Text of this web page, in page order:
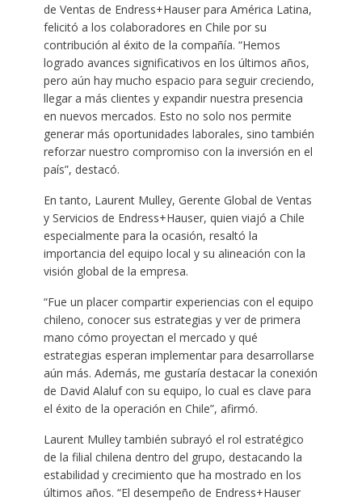
de Ventas de Endress+Hauser para América Latina,
felicitó a los colaboradores en Chile por su
contribución al éxito de la compañía. “Hemos
logrado avances significativos en los últimos años,
pero aún hay mucho espacio para seguir creciendo,
llegar a más clientes y expandir nuestra presencia
en nuevos mercados. Esto no solo nos permite
generar más oportunidades laborales, sino también
reforzar nuestro compromiso con la inversión en el
país”, destacó.
En tanto, Laurent Mulley, Gerente Global de Ventas
y Servicios de Endress+Hauser, quien viajó a Chile
especialmente para la ocasión, resaltó la
importancia del equipo local y su alineación con la
visión global de la empresa.
“Fue un placer compartir experiencias con el equipo
chileno, conocer sus estrategias y ver de primera
mano cómo proyectan el mercado y qué
estrategias esperan implementar para desarrollarse
aún más. Además, me gustaría destacar la conexión
de David Alaluf con su equipo, lo cual es clave para
el éxito de la operación en Chile”, afirmó.
Laurent Mulley también subrayó el rol estratégico
de la filial chilena dentro del grupo, destacando la
estabilidad y crecimiento que ha mostrado en los
últimos años. “El desempeño de Endress+Hauser